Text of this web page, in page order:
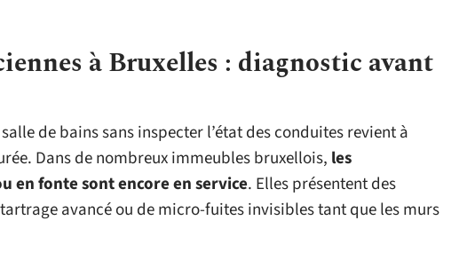
à Bruxelles : diagnostic avant
de bains sans inspecter l’état des conduites revient à
Dans de nombreux immeubles bruxellois, les
en fonte sont encore en service. Elles présentent des
avancé ou de micro-fuites invisibles tant que les murs